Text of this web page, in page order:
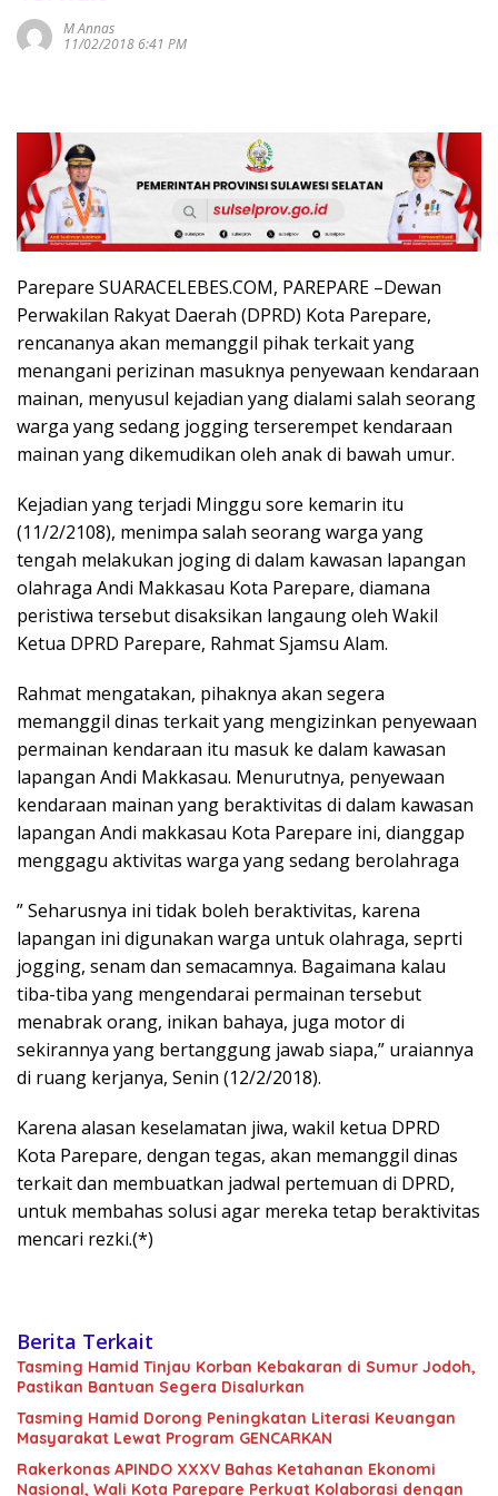
M Annas
11/02/2018 6:41 PM
Parepare SUARACELEBES.COM, PAREPARE –Dewan
Perwakilan Rakyat Daerah (DPRD) Kota Parepare,
rencananya akan memanggil pihak terkait yang
menangani perizinan masuknya penyewaan kendaraan
mainan, menyusul kejadian yang dialami salah seorang
warga yang sedang jogging terserempet kendaraan
mainan yang dikemudikan oleh anak di bawah umur.
Kejadian yang terjadi Minggu sore kemarin itu
(11/2/2108), menimpa salah seorang warga yang
tengah melakukan joging di dalam kawasan lapangan
olahraga Andi Makkasau Kota Parepare, diamana
peristiwa tersebut disaksikan langaung oleh Wakil
Ketua DPRD Parepare, Rahmat Sjamsu Alam.
Rahmat mengatakan, pihaknya akan segera
memanggil dinas terkait yang mengizinkan penyewaan
permainan kendaraan itu masuk ke dalam kawasan
lapangan Andi Makkasau. Menurutnya, penyewaan
kendaraan mainan yang beraktivitas di dalam kawasan
lapangan Andi makkasau Kota Parepare ini, dianggap
menggagu aktivitas warga yang sedang berolahraga
” Seharusnya ini tidak boleh beraktivitas, karena
lapangan ini digunakan warga untuk olahraga, seprti
jogging, senam dan semacamnya. Bagaimana kalau
tiba-tiba yang mengendarai permainan tersebut
menabrak orang, inikan bahaya, juga motor di
sekirannya yang bertanggung jawab siapa,” uraiannya
di ruang kerjanya, Senin (12/2/2018).
Karena alasan keselamatan jiwa, wakil ketua DPRD
Kota Parepare, dengan tegas, akan memanggil dinas
terkait dan membuatkan jadwal pertemuan di DPRD,
untuk membahas solusi agar mereka tetap beraktivitas
mencari rezki.(*)
Berita Terkait
Tasming Hamid Tinjau Korban Kebakaran di Sumur Jodoh,
Pastikan Bantuan Segera Disalurkan
Tasming Hamid Dorong Peningkatan Literasi Keuangan
Masyarakat Lewat Program GENCARKAN
Rakerkonas APINDO XXXV Bahas Ketahanan Ekonomi
Nasional, Wali Kota Parepare Perkuat Kolaborasi dengan